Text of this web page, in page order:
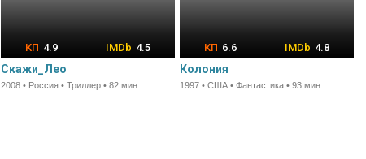
4.9 4.5
Скажи_Лео
2008 • Россия • Триллер • 82 мин.
6.6 4.8
Колония
1997 • США • Фантастика • 93 мин.